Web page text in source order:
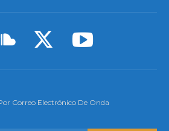
Correo Electrónico De Onda